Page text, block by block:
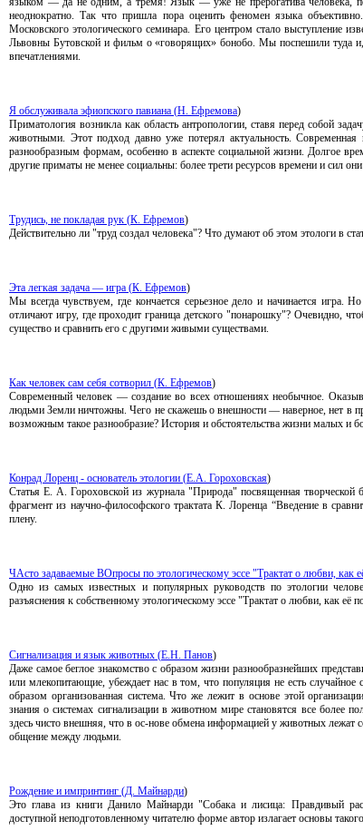
неоднократно. Так что пришла пора оценить феномен языка
Московского этологического семинара. Его центром стало выступление
Львовны Бутовской и фильм о «говорящих» бонобо. Мы поспешили туда и,
впечатлениями.
Я обслуживала эфиопского павиана (Н. Ефремова)
Приматология возникла как область антропологии, ставя перед собой
животными. Этот подход давно уже потерял актуальность.
разнообразным формам, особенно в аспекте социальной жизни. Долгое
другие приматы не менее социальны: более трети ресурсов времени и сил
Трудись, не покладая рук (К. Ефремов)
Действительно ли "труд создал человека"? Что думают об этом этологи в
Эта легкая задача — игра (К. Ефремов)
Мы всегда чувствуем, где кончается серьезное дело и начинается игра.
отличают игру, где проходит граница детского "понарошку"? Очевидно,
существо и сравнить его с другими живыми существами.
Как человек сам себя сотворил (К. Ефремов)
Современный человек — создание во всех отношениях необычное.
людьми Земли ничтожны. Чего не скажешь о внешности — наверное, нет в
возможным такое разнообразие? История и обстоятельства жизни малых и
Конрад Лоренц - основатель этологии (Е.А. Гороховская)
Статья Е. А. Гороховской из журнала "Природа" посвященная творческой
фрагмент из научно-философского трактата К. Лоренца “Введение в
плену.
ЧАсто задаваемые ВОпросы по этологическому эссе "Трактат о любви, как
Одно из самых известных и популярных руководств по этологии
разъяснения к собственному этологическому эссе "Трактат о любви, как её
Сигнализация и язык животных (Е.Н. Панов)
Даже самое беглое знакомство с образом жизни разнообразнейших
или млекопитающие, убеждает нас в том, что популяция не есть
образом организованная система. Что же лежит в основе этой
знания о системах сигнализации в животном мире становятся все более
здесь чисто внешняя, что в ос-нове обмена информацией у животных
общение между людьми.
Рождение и импринтинг (Д. Майнарди)
Это глава из книги Данило Майнарди "Собака и лисица: Правдивый
доступной неподготовленному читателю форме автор излагает основы